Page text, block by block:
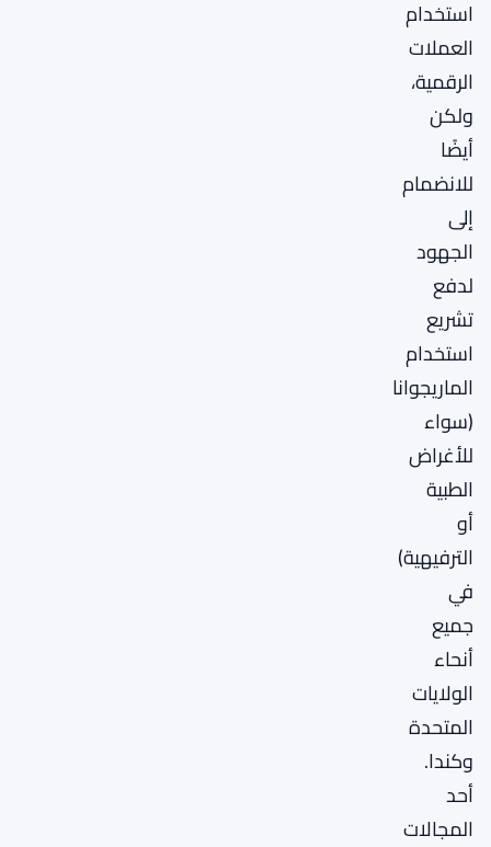
استخدام
العملات
الرقمية،
ولكن
أيضًا
للانضمام
إلى
الجهود
لدفع
تشريع
استخدام
الماريجوانا
(سواء
للأغراض
الطبية
أو
الترفيهية)
في
جميع
أنحاء
الولايات
المتحدة
وكندا.
أحد
المجالات